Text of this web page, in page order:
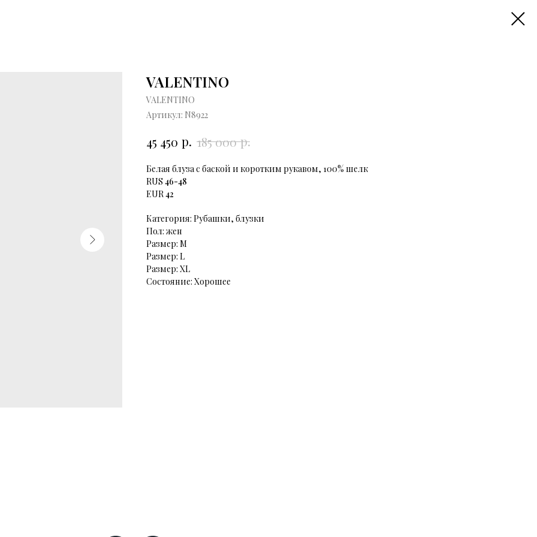
VALENTINO
VALENTINO
Артикул: N8922
45 450 р. 185 000 р.
Белая блуза с баской и коротким рукавом, 100% шелк
RUS 46-48
EUR42
Категория: Рубашки, блузки
Пол: жен
Размер: М
Размер: L
Размер: XL
Состояние: Хорошее